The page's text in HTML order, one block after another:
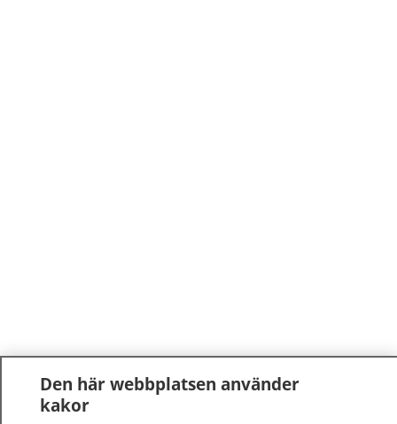
Den här webbplatsen använder
kakor